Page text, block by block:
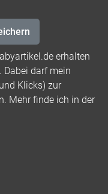
erhalten
Dabei darf mein
Klicks) zur
Mehr finde ich in der